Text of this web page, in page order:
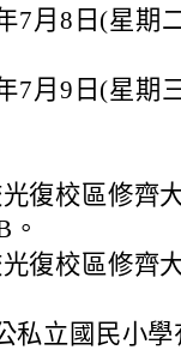
7月8日(星期
7月9日(星期
復校區修齊
復校區修齊
私立國民小